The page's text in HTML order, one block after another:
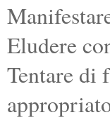
Eludere
Tentare di